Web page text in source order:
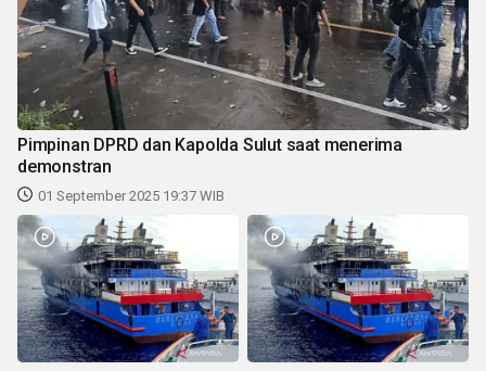
Pimpinan DPRD dan Kapolda Sulut saat menerima
demonstran
01 September 2025 19:37 WIB